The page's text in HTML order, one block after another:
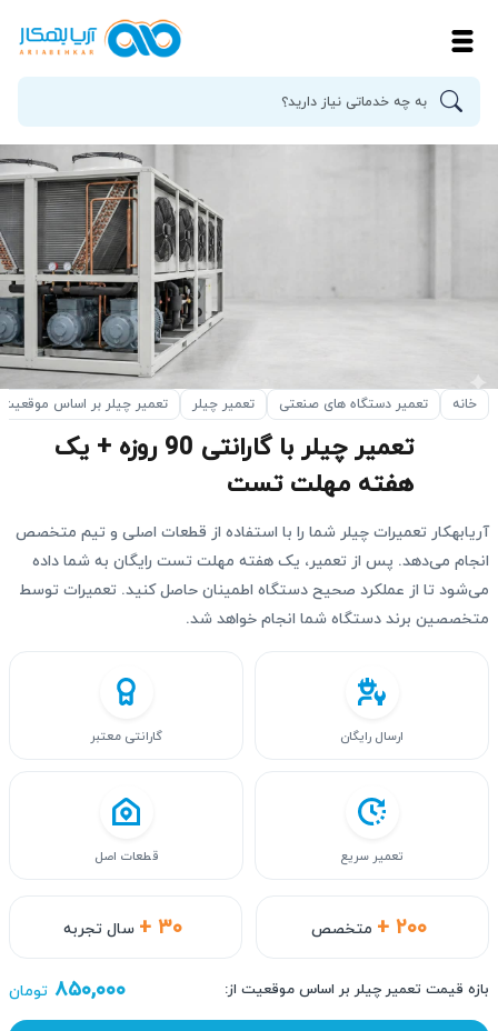
خانه تعمیر دستگاه های صنعتی تعمیر چیلر تعمیر چیلر بر اساس موقعیت
تعمیر چیلر با گارانتی 90 روزه + یک
هفته مهلت تست
آریابهکار تعمیرات چیلر شما را با استفاده از قطعات اصلی و تیم متخصص
انجام می‌دهد. پس از تعمیر، یک هفته مهلت تست رایگان به شما داده
می‌شود تا از عملکرد صحیح دستگاه اطمینان حاصل کنید. تعمیرات توسط
متخصصین برند دستگاه شما انجام خواهد شد.
+ ۲۰۰ متخصص + ۳۰ سال تجربه
ارسال رایگان گارانتی معتبر
تعمیر سریع قطعات اصل
بازه قیمت تعمیر چیلر بر اساس موقعیت از: ۸۵۰,۰۰۰ تومان